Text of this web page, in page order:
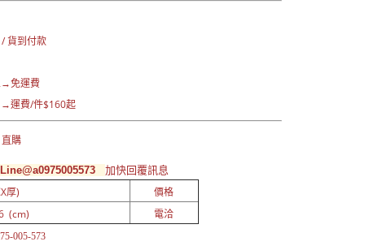
貨到付款
免運費
費/件$160起
購
加快回覆訊息
厚)
價格
(cm)
電洽
005-573